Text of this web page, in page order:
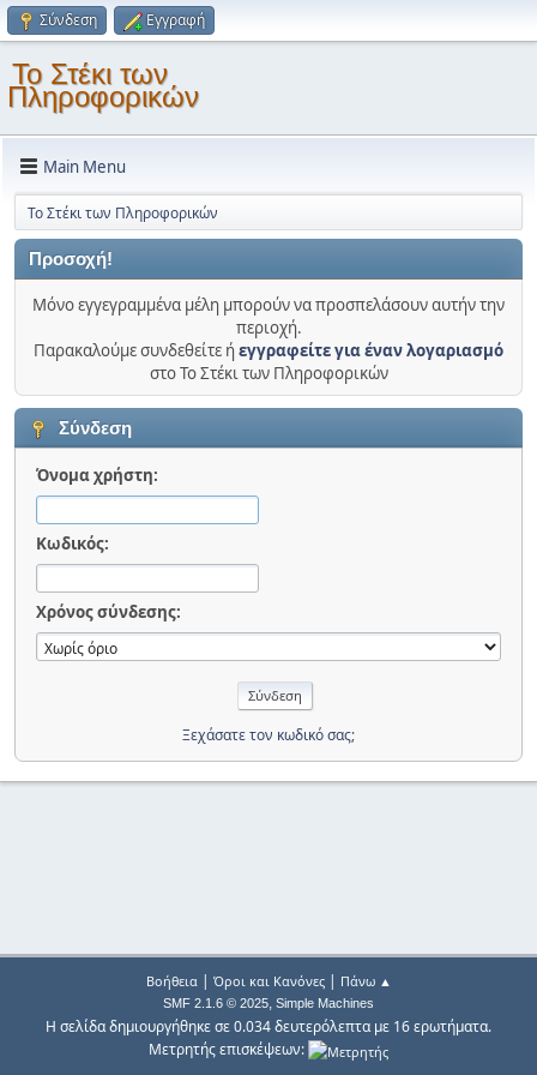
Σύνδεση Εγγραφή
Το Στέκι των
Πληροφορικών
Main Menu
Το Στέκι των Πληροφορικών
Προσοχή!
Μόνο εγγεγραμμένα μέλη μπορούν να προσπελάσουν αυτήν την
περιοχή.
Παρακαλούμε συνδεθείτε ήεγγραφείτε για έναν λογαριασμό
στο Το Στέκι των Πληροφορικών
Σύνδεση
Όνομα χρήστη:
Κωδικός:
Χρόνος σύνδεσης:
Ξεχάσατε τον κωδικό σας;
Βοήθεια| Όροι και Κανόνες| Πάνω ▲
SMF 2.1.6 © 2025, Simple Machines
Η σελίδα δημιουργήθηκε σε 0.034 δευτερόλεπτα με 16 ερωτήματα.
Μετρητής επισκέψεων: